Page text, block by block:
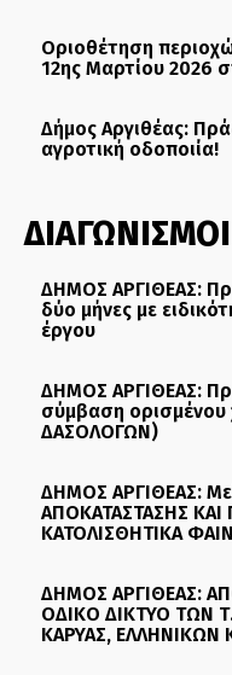
Οριοθέτηση
12ης Μαρτίου 2026
Δήμος Αργιθέας:
αγροτική οδοποιία!
ΔΗΜΟΣ ΑΡΓΙΘΕΑΣ:
δύο μήνες με
έργου
ΔΗΜΟΣ ΑΡΓΙΘΕΑΣ:
σύμβαση
ΔΑΣΟΛΟΓΩΝ)
ΔΗΜΟΣ ΑΡΓΙΘΕΑΣ:
ΑΠΟΚΑΤΑΣΤΑΣΗΣ
ΚΑΤΟΛΙΣΘΗΤΙΚΑ
ΔΗΜΟΣ ΑΡΓΙΘΕΑΣ:
ΟΔΙΚΟ ΔΙΚΤΥΟ ΤΩΝ
ΚΑΡΥΑΣ, ΕΛΛΗΝΙΚΩΝ